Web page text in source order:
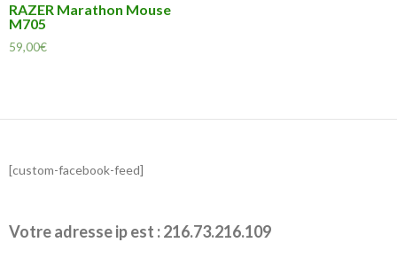
RAZER Marathon Mouse
M705
59,00€
[custom-facebook-feed]
Votre adresse ip est : 216.73.216.109